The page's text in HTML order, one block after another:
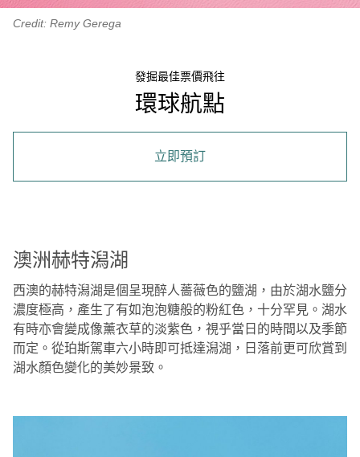
Credit: Remy Gerega
發掘最佳票價飛往
環球航點
立即預訂
澳洲赫特潟湖
西澳的赫特潟湖是個呈現醉人薔薇色的鹽湖，由於湖水鹽分
濃度極高，產生了有如泡泡糖般的粉紅色，十分罕見。湖水
有時亦會變成像薰衣草的淡紫色，視乎當日的時間以及季節
而定。從珀斯駕車六小時即可抵達潟湖，日落前更可欣賞到
湖水顏色變化的美妙景致。